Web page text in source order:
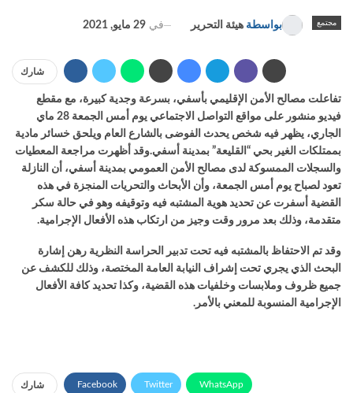
مجتمع بواسطة هيئة التحرير في 29 مايو, 2021
شارك
تفاعلت مصالح الأمن الإقليمي بأسفي، بسرعة وجدية كبيرة، مع مقطع
فيديو منشور على مواقع التواصل الاجتماعي يوم أمس الجمعة 28 ماي
الجاري، يظهر فيه شخص يحدث الفوضى بالشارع العام ويلحق خسائر مادية
بممتلكات الغير بحي “القليعة” بمدينة أسفي.وقد أظهرت مراجعة المعطيات
والسجلات الممسوكة لدى مصالح الأمن العمومي بمدينة أسفي، أن النازلة
تعود لصباح يوم أمس الجمعة، وأن الأبحاث والتحريات المنجزة في هذه
القضية أسفرت عن تحديد هوية المشتبه فيه وتوقيفه وهو في حالة سكر
متقدمة، وذلك بعد مرور وقت وجيز من ارتكاب هذه الأفعال الإجرامية.
وقد تم الاحتفاظ بالمشتبه فيه تحت تدبير الحراسة النظرية رهن إشارة
البحث الذي يجري تحت إشراف النيابة العامة المختصة، وذلك للكشف عن
جميع ظروف وملابسات وخلفيات هذه القضية، وكذا تحديد كافة الأفعال
الإجرامية المنسوبة للمعني بالأمر.
شارك Facebook Twitter WhatsApp